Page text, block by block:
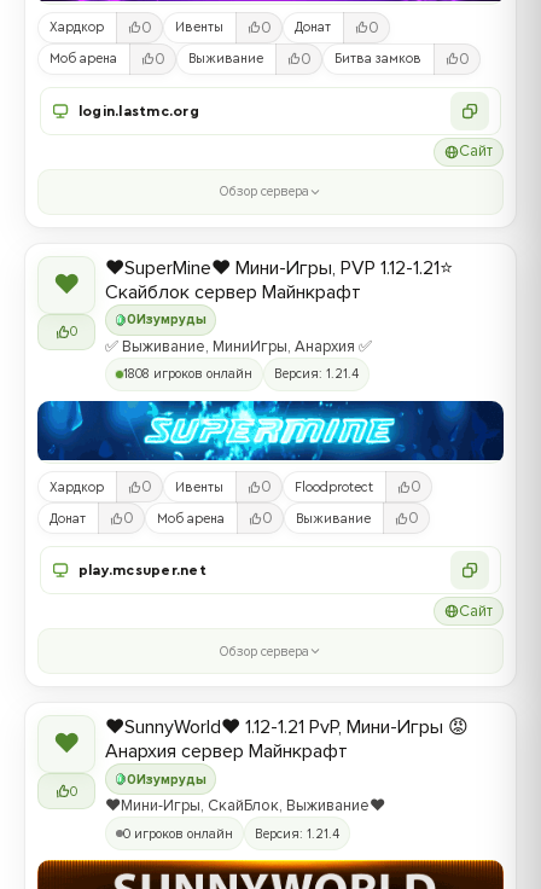
Хардкор 0 Ивенты 0 Донат 0
Моб арена 0 Выживание 0 Битва замков 0
login.lastmc.org
Сайт
Обзор сервера
❤
0
0 Изумруды
❤️SuperMine❤️ Мини-Игры, PVP 1.12-1.21⭐
Скайблок сервер Майнкрафт
✅ Выживание, МиниИгры, Анархия ✅
1808 игроков онлайн Версия: 1.21.4
Хардкор 0 Ивенты 0 Floodprotect 0
Донат 0 Моб арена 0 Выживание 0
play.mcsuper.net
Сайт
Обзор сервера
❤
0
0Изумруды
❤️SunnyWorld❤️ 1.12-1.21 PvP, Мини-Игры 😡
Анархия сервер Майнкрафт
❤️Мини-Игры, СкайБлок, Выживание❤️
0 игроков онлайн Версия: 1.21.4